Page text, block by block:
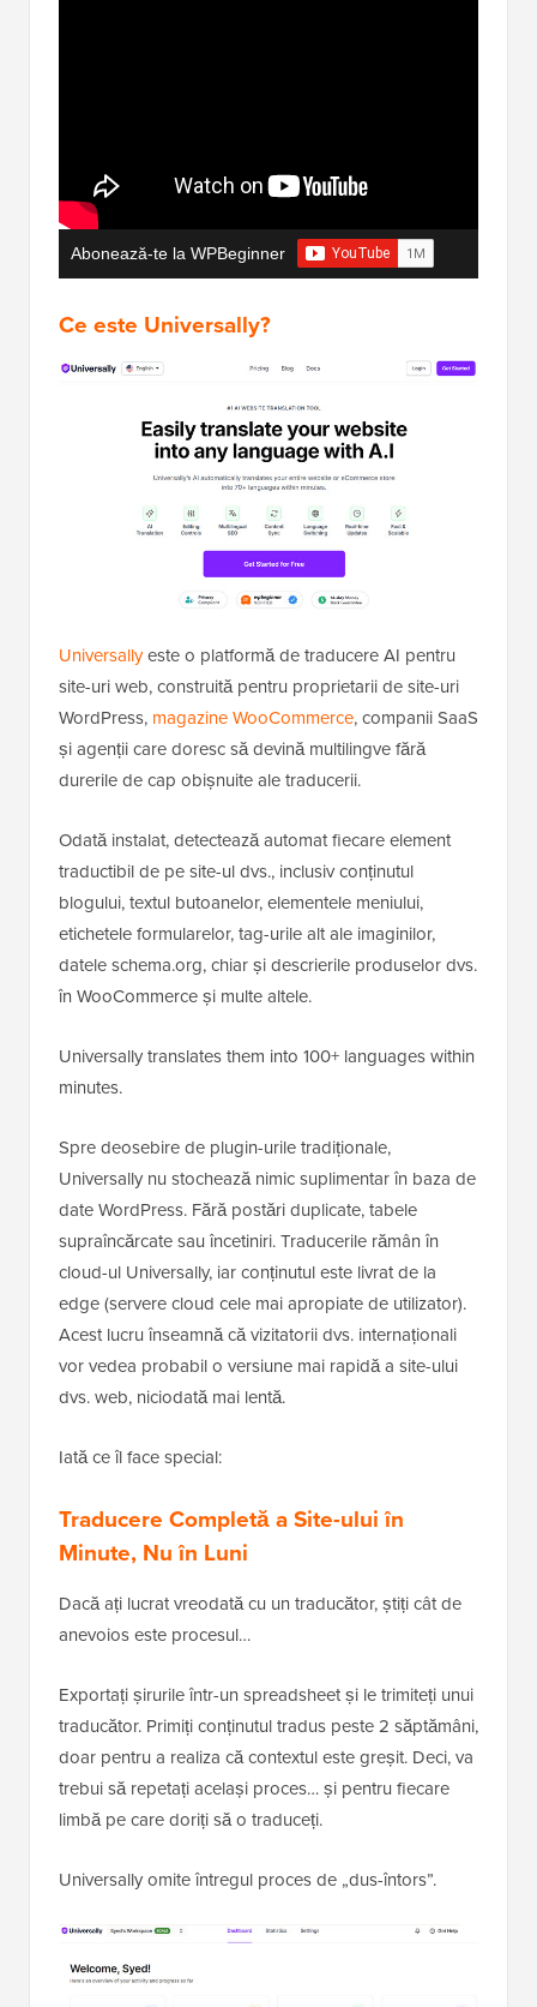
Abonează-te la WPBeginner
Ce este Universally?
Universallyeste o platformă de traducere AI pentru
site-uri web, construită pentru proprietarii de site-uri
WordPress, magazine WooCommerce, companii SaaS
și agenții care doresc să devină multilingve fără
durerile de cap obișnuite ale traducerii.
Odată instalat, detectează automat fiecare element
traductibil de pe site-ul dvs., inclusiv conținutul
blogului, textul butoanelor, elementele meniului,
etichetele formularelor, tag-urile alt ale imaginilor,
datele schema.org, chiar și descrierile produselor dvs.
în WooCommerce și multe altele.
Universally translates them into 100+ languages within
minutes.
Spre deosebire de plugin-urile tradiționale,
Universally nu stochează nimic suplimentar în baza de
date WordPress. Fără postări duplicate, tabele
supraîncărcate sau încetiniri. Traducerile rămân în
cloud-ul Universally, iar conținutul este livrat de la
edge (servere cloud cele mai apropiate de utilizator).
Acest lucru înseamnă că vizitatorii dvs. internaționali
vor vedea probabil o versiune mai rapidă a site-ului
dvs. web, niciodată mai lentă.
Iată ce îl face special:
Traducere Completă a Site-ului în
Minute, Nu în Luni
Dacă ați lucrat vreodată cu un traducător, știți cât de
anevoios este procesul…
Exportați șirurile într-un spreadsheet și le trimiteți unui
traducător. Primiți conținutul tradus peste 2 săptămâni,
doar pentru a realiza că contextul este greșit. Deci, va
trebui să repetați același proces… și pentru fiecare
limbă pe care doriți să o traduceți.
Universally omite întregul proces de „dus-întors”.